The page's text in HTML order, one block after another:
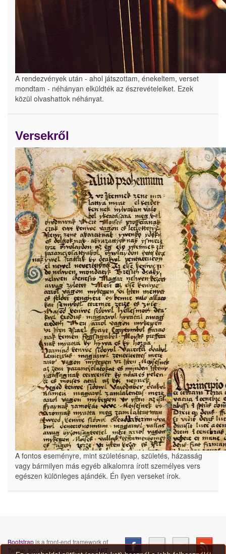
A rendezvények után - ahol játszottam, énekeltem, verset
mondtam - néhányan elküldték az észrevételeiket. Ezek
közül olvashattok néhányat.
Versekről
A fontos eseményre, mint születésnap, születés, házasság
vagy bármilyen más egyéb alkalomra írott személyes vers
egészen különleges ajándék. Én ilyen verseket írok.
Bootstrapis a front-end framework of
Twitter, Inc. Code licensed under MIT